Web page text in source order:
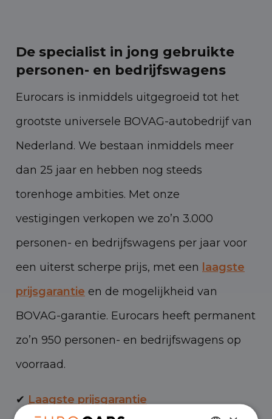
De specialist in jong gebruikte
personen- en bedrijfswagens
Eurocars is inmiddels uitgegroeid tot het
grootste universele BOVAG-autobedrijf van
Nederland. We bestaan inmiddels meer
dan 25 jaar en hebben nog steeds
torenhoge ambities. Met onze
vestigingen verkopen we zo’n 3.000
personen- en bedrijfswagens per jaar voor
een uiterst scherpe prijs, met een laagste
prijsgarantie en de mogelijkheid van
BOVAG-garantie. Eurocars heeft permanent
zo’n 950 personen- en bedrijfswagens op
voorraad.
✔ Laagste prijsgarantie